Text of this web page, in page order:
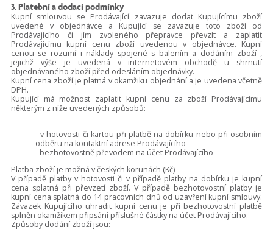
3. Platební a dodací podmínky
Kupní smlouvou se Prodávající zavazuje dodat Kupujícímu zboží
uvedené v objednávce a Kupující se zavazuje toto zboží od
Prodávajícího či jím zvoleného přepravce převzít a zaplatit
Prodávajícímu kupní cenu zboží uvedenou v objednávce. Kupní
cenou se rozumí i náklady spojené s balením a dodáním zboží ,
jejichž výše je uvedená v internetovém obchodě u shrnutí
objednávaného zboží před odesláním objednávky.
Kupní cena zboží je platná v okamžiku objednání a je uvedena včetně
DPH.
Kupující má možnost zaplatit kupní cenu za zboží Prodávajícímu
některým z níže uvedených způsobů:
- v hotovosti či kartou při platbě na dobírku nebo při osobním
odběru na kontaktní adrese Prodávajícího
- bezhotovostně převodem na účet Prodávajícího
Platba zboží je možná v českých korunách (Kč)
V případě platby v hotovosti či v případě platby na dobírku je kupní
cena splatná při převzetí zboží. V případě bezhotovostní platby je
kupní cena splatná do 14 pracovních dnů od uzavření kupní smlouvy.
Závazek Kupujícího uhradit kupní cenu je při bezhotovostní platbě
splněn okamžikem připsání příslušné částky na účet Prodávajícího.
Způsoby dodání zboží jsou: